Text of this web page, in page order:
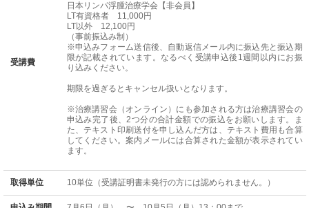
受講費
日本リンパ浮腫治療学会【非会員】
LT有資格者 11,000円
LT以外 12,100円
（事前振込み制）
※申込みフォーム送信後、自動返信メール内に振込先と振込期
限が記載されています。なるべく受講申込後1週間以内にお振
り込みください。
期限を過ぎるとキャンセル扱いとなります。
※治療講習会（オンライン）にも参加される方は治療講習会の
申込み完了後、2つ分の合計金額での振込をお願いします。ま
た、テキスト印刷送付を申し込んだ方は、テキスト費用も合算
してください。案内メールには合算された金額が表示されてい
ます。
取得単位 10単位（受講証明書未発行の方には認められません。）